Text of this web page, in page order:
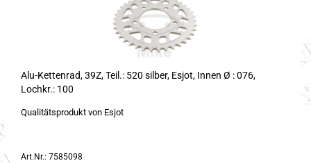
Alu-Kettenrad, 39Z, Teil.: 520 silber, Esjot, Innen Ø : 076,
Lochkr.: 100
Qualitätsprodukt von Esjot
Art.Nr.: 7585098